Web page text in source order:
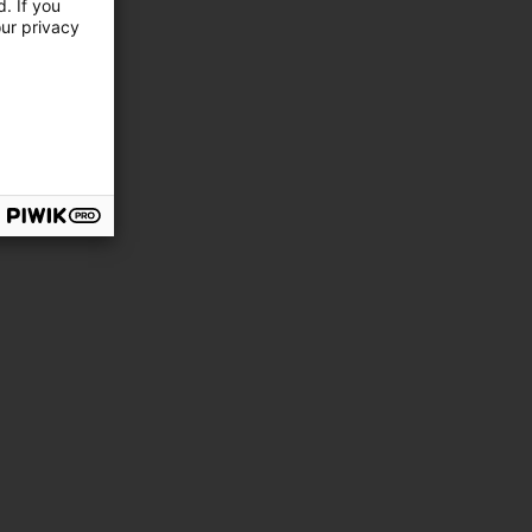
If you
privacy